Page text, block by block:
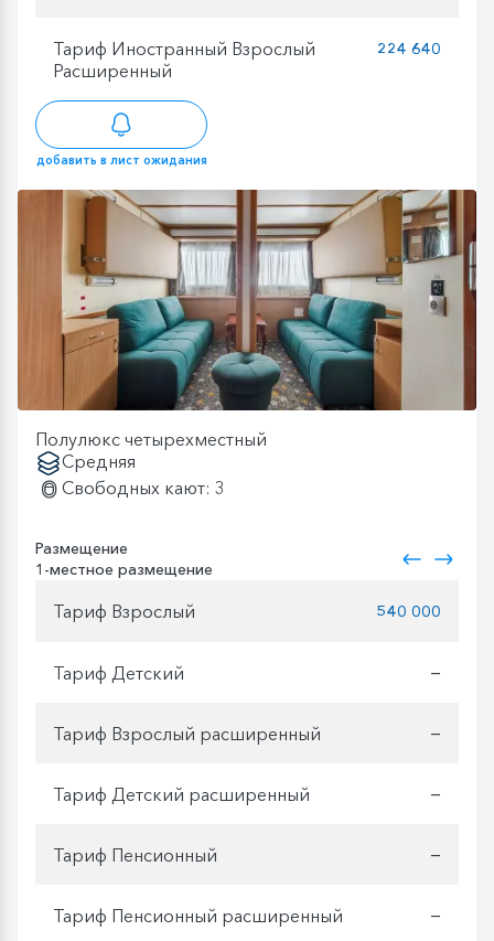
Тариф Иностранный Взрослый
Расширенный
224 640
добавить в лист ожидания
Полулюкс четырехместный
Средняя
Свободных кают: 3
Размещение
1-местное размещение
Тариф Взрослый 540 000
Тариф Детский —
Тариф Взрослый расширенный —
Тариф Детский расширенный —
Тариф Пенсионный —
Тариф Пенсионный расширенный —